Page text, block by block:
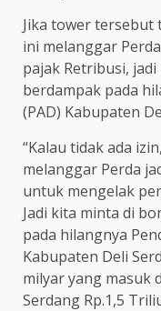
Jika tower tersebut
ini melanggar
pajak Retribusi,
berdampak pada
(PAD) Kabupaten
“Kalau tidak ada
melanggar Perda
untuk mengelak
Jadi kita minta di
pada hilangnya
Kabupaten Deli
milyar yang masuk
Serdang Rp.1,5